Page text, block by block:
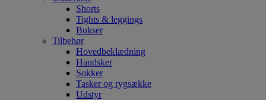
Shorts
Tights & leggings
Bukser
Tilbehør
Hovedbeklædning
Handsker
Sokker
Tasker og rygsække
Udstyr